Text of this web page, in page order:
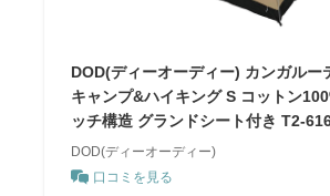
DOD(ディーオーディー) カンガルー
キャンプ&ハイキング S コットン
ッチ構造 グランドシート付き T2-
DOD(ディーオーディー)
口コミを見る